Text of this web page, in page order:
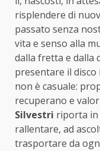
risplendere di
passato senza
vita e senso alla
dalla fretta e dalla
presentare il
non è casuale:
recuperano e
Silvestri riporta in
rallentare, ad
trasportare da